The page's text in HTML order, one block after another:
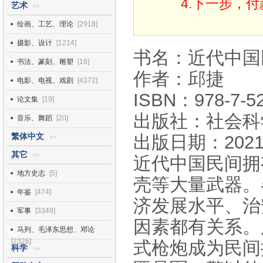
艺术 >>
绘画、工艺、理论 [2918]
摄影、设计 [1214]
书法、篆刻、雕塑 [16]
电影、电视、戏剧 [4372]
论文集 [19]
音乐、舞蹈 [20]
繁体中文 >>
其它 >>
地方史志 [5]
年鉴 [474]
军事 [3349]
马列、毛泽东思想、邓论
[2326]
科学 >>
4.下一步，
书名：近代中
作者：邱捷
ISBN：978-7-
出版社：社会
出版日期：
近代中国民间
壳等大量武器
济发展水平、
因素都有关系
式枪炮成为民